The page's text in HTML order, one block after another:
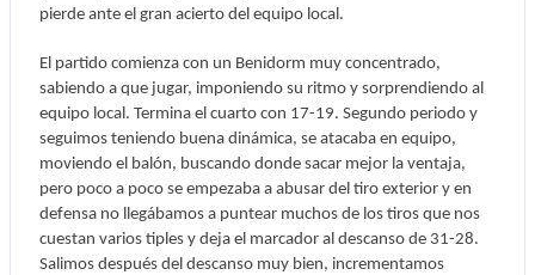
pierde ante el gran acierto del equipo local.
El partido comienza con un Benidorm muy concentrado,
sabiendo a que jugar, imponiendo su ritmo y sorprendiendo al
equipo local. Termina el cuarto con 17-19. Segundo periodo y
seguimos teniendo buena dinámica, se atacaba en equipo,
moviendo el balón, buscando donde sacar mejor la ventaja,
pero poco a poco se empezaba a abusar del tiro exterior y en
defensa no llegábamos a puntear muchos de los tiros que nos
cuestan varios tiples y deja el marcador al descanso de 31-28.
Salimos después del descanso muy bien, incrementamos